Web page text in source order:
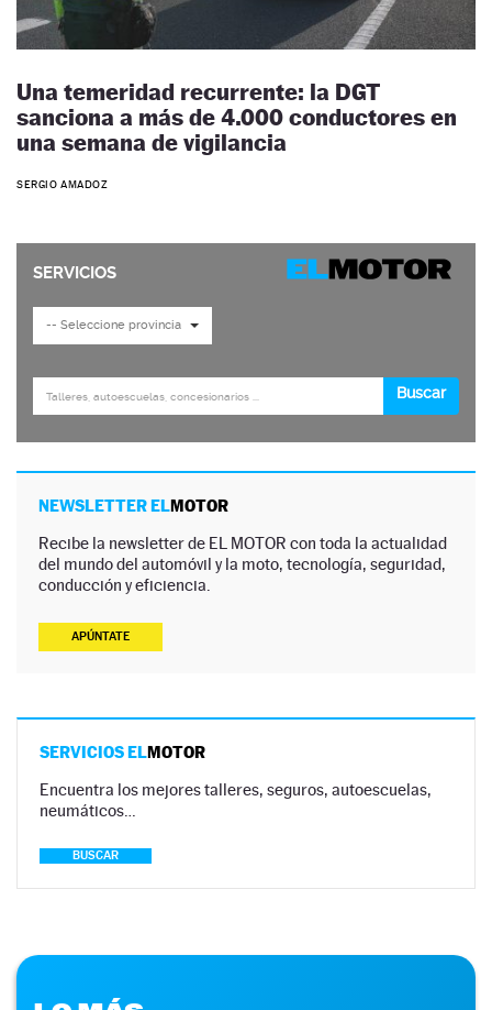
Una temeridad recurrente: la DGT
sanciona a más de 4.000 conductores en
una semana de vigilancia
SERGIO AMADOZ
NEWSLETTER ELMOTOR
Recibe la newsletter de EL MOTOR con toda la actualidad
del mundo del automóvil y la moto, tecnología, seguridad,
conducción y eficiencia.
APÚNTATE
SERVICIOS ELMOTOR
Encuentra los mejores talleres, seguros, autoescuelas,
neumáticos…
BUSCAR